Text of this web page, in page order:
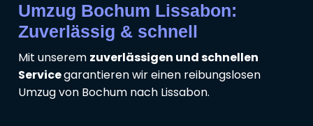
Umzug Bochum Lissabon:
Zuverlässig & schnell
Mit unserem zuverlässigen und schnellen
Servicegarantieren wir einen reibungslosen
Umzug von Bochum nach Lissabon.